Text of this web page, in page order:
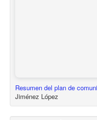
Resumen del plan de
Jiménez López